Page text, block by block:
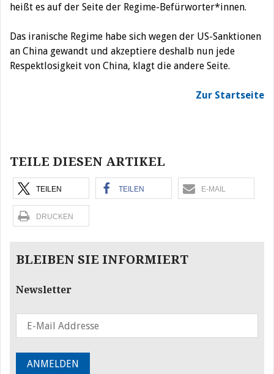
heißt es auf der Seite der Regime-Befürworter*innen.
Das iranische Regime habe sich wegen der US-Sanktionen
an China gewandt und akzeptiere deshalb nun jede
Respektlosigkeit von China, klagt die andere Seite.
Zur Startseite
TEILE DIESEN ARTIKEL
TEILEN TEILEN E-MAIL
DRUCKEN
BLEIBEN SIE INFORMIERT
Newsletter